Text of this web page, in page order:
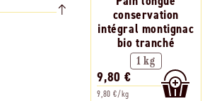
conservation
intégral montignac
bio tranché
1 kg
9,80 €
9,80 €/kg